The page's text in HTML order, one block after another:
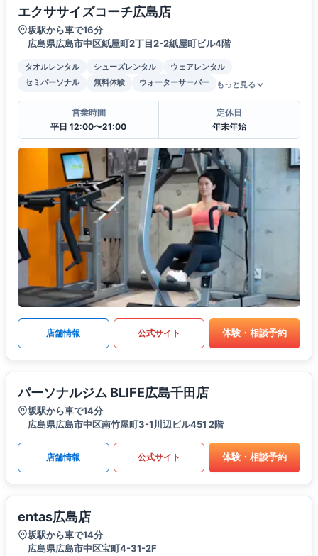
エクササイズコーチ広島店
坂駅から車で16分
広島県広島市中区紙屋町2丁目2-2紙屋町ビル4階
タオルレンタル シューズレンタル
ウェアレンタル
セミパーソナル
無料体験 ウォーターサーバー もっと見る
営業時間
平日 12:00〜21:00
定休日
年末年始
店舗情報 公式サイト 体験・相談予約
パーソナルジム BLIFE広島千田店
坂駅から車で14分
広島県広島市中区南竹屋町3-1川辺ビル451 2階
店舗情報 公式サイト 体験・相談予約
entas広島店
坂駅から車で14分
広島県広島市中区宝町4-31-2F